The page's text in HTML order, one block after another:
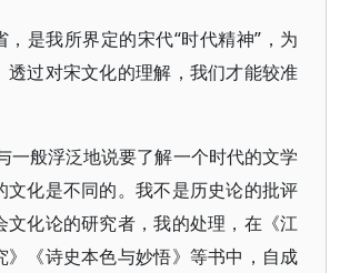
，是我所界定的宋代“时代精神”，为
透过对宋文化的理解，我们才能较准
一般浮泛地说要了解一个时代的文学
文化是不同的。我不是历史论的批评
文化论的研究者，我的处理，在《江
》《诗史本色与妙悟》等书中，自成